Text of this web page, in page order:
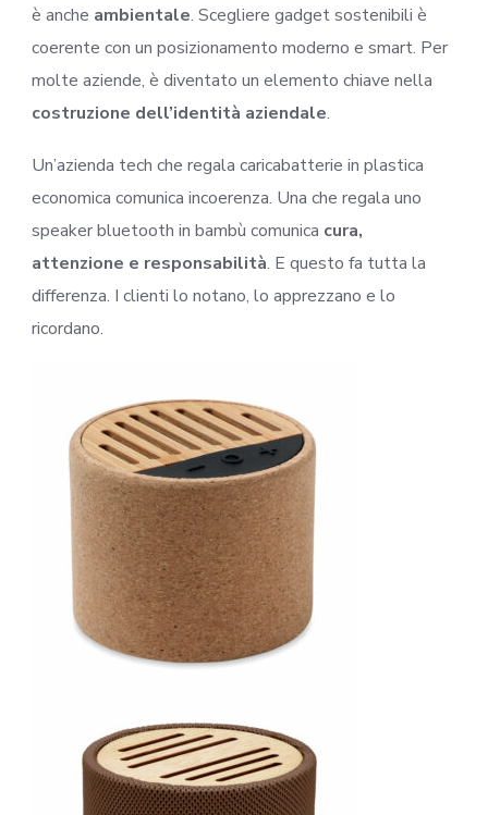
è anche ambientale. Scegliere gadget sostenibili è
coerente con un posizionamento moderno e smart. Per
molte aziende, è diventato un elemento chiave nella
costruzione dell’identità aziendale.
Un’azienda tech che regala caricabatterie in plastica
economica comunica incoerenza. Una che regala uno
speaker bluetooth in bambù comunica cura,
attenzione e responsabilità. E questo fa tutta la
differenza. I clienti lo notano, lo apprezzano e lo
ricordano.